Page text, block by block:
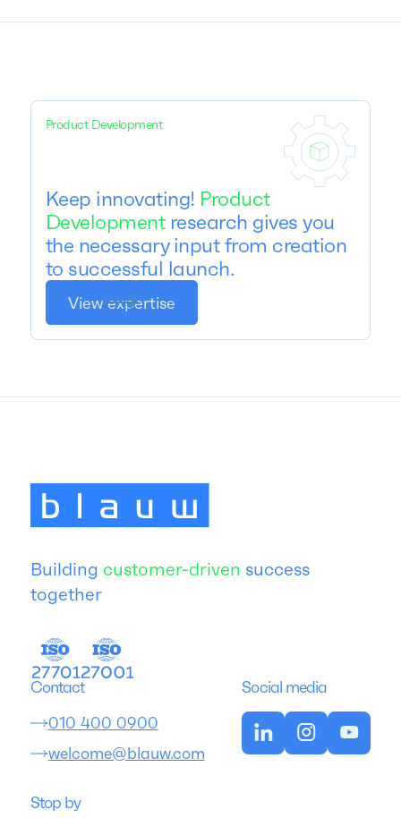
Product Development
Keep innovating! Product
Development research gives you
the necessary input from creation
to successful launch.
View expertise
Building customer-driven success
together
Contact
010 400 0900
welcome@blauw.com
Stop by
Social media